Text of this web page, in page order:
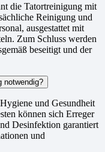
die Tatortreinigung mit
Reinigung und
ausgestattet mit
Zum Schluss werden
beseitigt und der
notwendig?
und Gesundheit
können sich Erreger
Desinfektion garantiert
und